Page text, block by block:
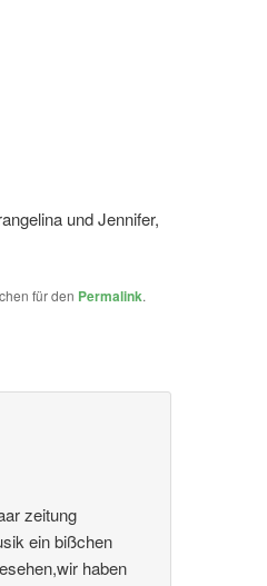
und Jennifer,
für den Permalink.
zeitung
ein bißchen
haben